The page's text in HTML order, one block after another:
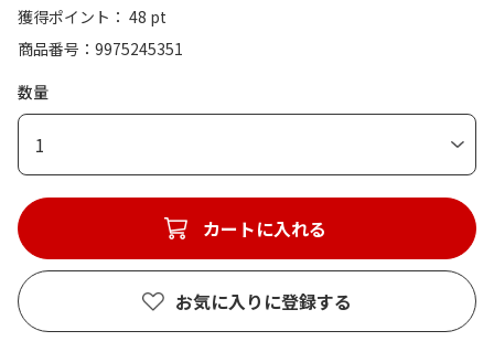
獲得ポイント： 48 pt
商品番号
9975245351
数量
1
カートに入れる
お気に入りに登録する